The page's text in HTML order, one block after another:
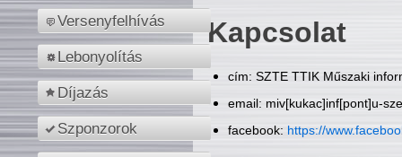
Versenyfelhívás
Lebonyolítás
Díjazás
Szponzorok
Kapcsolat
cím: SZTE TTIK Műszaki
email: miv[kukac]inf[pont]u-
facebook: https://